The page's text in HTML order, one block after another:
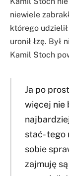
niewiele
którego
uronił łzę. Był
Kamil Stoch
Ja po
więcej nie
stać- tego
sobie
zajmuję